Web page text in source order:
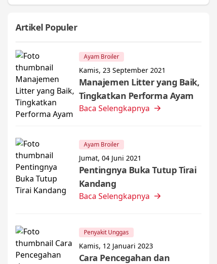
Artikel Populer
Ayam Broiler
Kamis, 23 September 2021
Manajemen Litter yang Baik,
Tingkatkan Performa Ayam
Baca Selengkapnya
Ayam Broiler
Jumat, 04 Juni 2021
Pentingnya Buka Tutup Tirai
Kandang
Baca Selengkapnya
Penyakit Unggas
Kamis, 12 Januari 2023
Cara Pencegahan dan